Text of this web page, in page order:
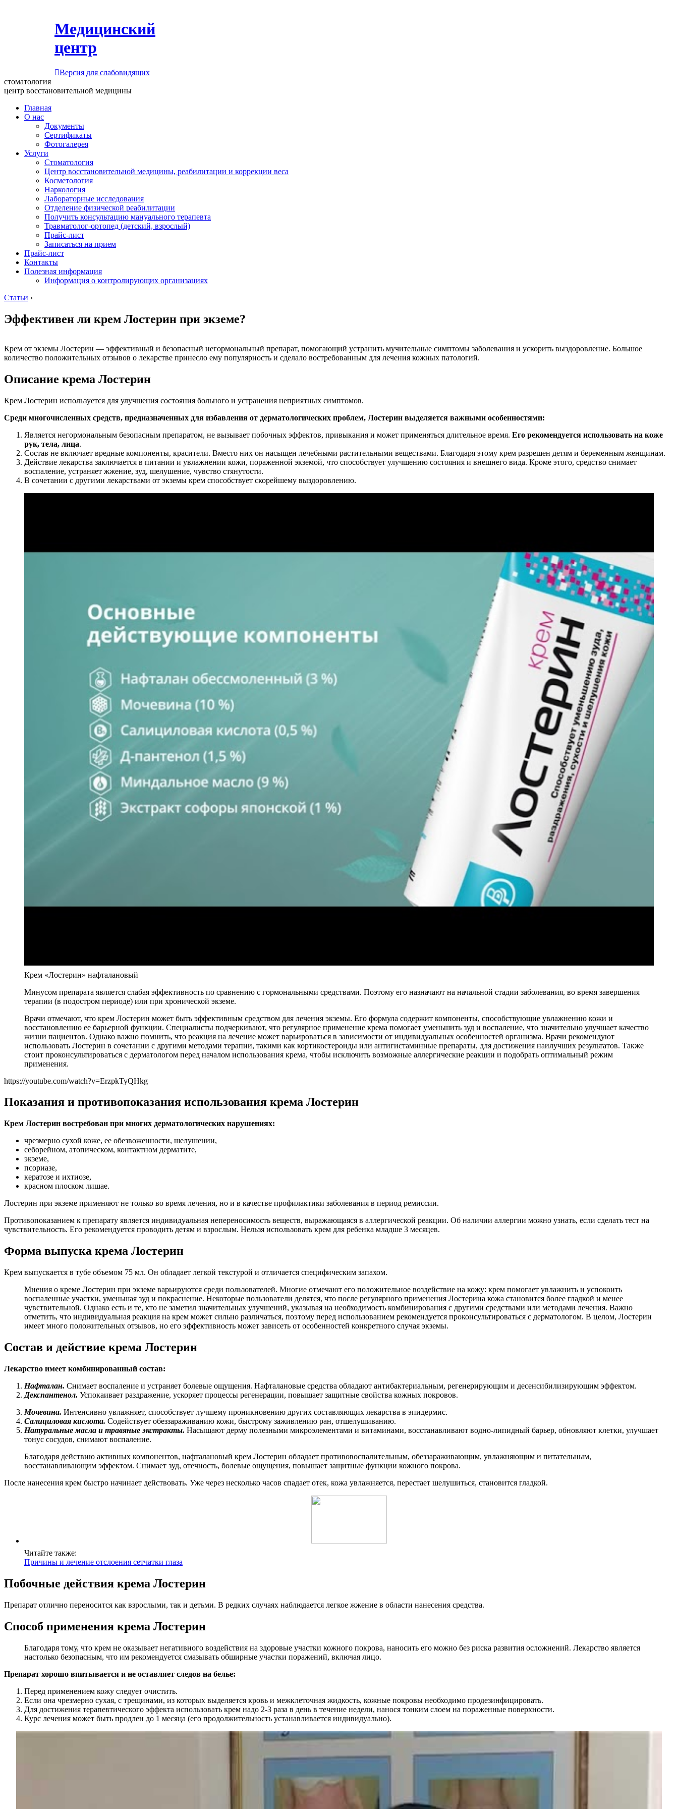
Медицинский
центр
Версия для слабовидящих
стоматология
центр восстановительной медицины
Главная
О нас
Документы
Сертификаты
Фотогалерея
Услуги
Стоматология
Центр восстановительной медицины, реабилитации и коррекции веса
Косметология
Наркология
Лабораторные исследования
Отделение физической реабилитации
Получить консультацию мануального терапевта
Травматолог-ортопед (детский, взрослый)
Прайс-лист
Записаться на прием
Прайс-лист
Контакты
Полезная информация
Информация о контролирующих организациях
Статьи ›
Эффективен ли крем Лостерин при экземе?
Крем от экземы Лостерин — эффективный и безопасный негормональный препарат, помогающий устранить мучительные симптомы заболевания и ускорить выздоровление. Большое
количество положительных отзывов о лекарстве принесло ему популярность и сделало востребованным для лечения кожных патологий.
Описание крема Лостерин
Крем Лостерин используется для улучшения состояния больного и устранения неприятных симптомов.
Среди многочисленных средств, предназначенных для избавления от дерматологических проблем, Лостерин выделяется важными особенностями:
Является негормональным безопасным препаратом, не вызывает побочных эффектов, привыкания и может применяться длительное время. Его рекомендуется использовать на коже
рук, тела, лица.
Состав не включает вредные компоненты, красители. Вместо них он насыщен лечебными растительными веществами. Благодаря этому крем разрешен детям и беременным женщинам.
Действие лекарства заключается в питании и увлажнении кожи, пораженной экземой, что способствует улучшению состояния и внешнего вида. Кроме этого, средство снимает
воспаление, устраняет жжение, зуд, шелушение, чувство стянутости.
В сочетании с другими лекарствами от экземы крем способствует скорейшему выздоровлению.
Крем «Лостерин» нафталановый
Минусом препарата является слабая эффективность по сравнению с гормональными средствами. Поэтому его назначают на начальной стадии заболевания, во время завершения
терапии (в подостром периоде) или при хронической экземе.
Врачи отмечают, что крем Лостерин может быть эффективным средством для лечения экземы. Его формула содержит компоненты, способствующие увлажнению кожи и
восстановлению ее барьерной функции. Специалисты подчеркивают, что регулярное применение крема помогает уменьшить зуд и воспаление, что значительно улучшает качество
жизни пациентов. Однако важно помнить, что реакция на лечение может варьироваться в зависимости от индивидуальных особенностей организма. Врачи рекомендуют
использовать Лостерин в сочетании с другими методами терапии, такими как кортикостероиды или антигистаминные препараты, для достижения наилучших результатов. Также
стоит проконсультироваться с дерматологом перед началом использования крема, чтобы исключить возможные аллергические реакции и подобрать оптимальный режим
применения.
https://youtube.com/watch?v=ErzpkTyQHkg
Показания и противопоказания использования крема Лостерин
Крем Лостерин востребован при многих дерматологических нарушениях:
чрезмерно сухой коже, ее обезвоженности, шелушении,
себорейном, атопическом, контактном дерматите,
экземе,
псориазе,
кератозе и ихтиозе,
красном плоском лишае.
Лостерин при экземе применяют не только во время лечения, но и в качестве профилактики заболевания в период ремиссии.
Противопоказанием к препарату является индивидуальная непереносимость веществ, выражающаяся в аллергической реакции. Об наличии аллергии можно узнать, если сделать тест на
чувствительность. Его рекомендуется проводить детям и взрослым. Нельзя использовать крем для ребенка младше 3 месяцев.
Форма выпуска крема Лостерин
Крем выпускается в тубе объемом 75 мл. Он обладает легкой текстурой и отличается специфическим запахом.
Мнения о креме Лостерин при экземе варьируются среди пользователей. Многие отмечают его положительное воздействие на кожу: крем помогает увлажнить и успокоить
воспаленные участки, уменьшая зуд и покраснение. Некоторые пользователи делятся, что после регулярного применения Лостерина кожа становится более гладкой и менее
чувствительной. Однако есть и те, кто не заметил значительных улучшений, указывая на необходимость комбинирования с другими средствами или методами лечения. Важно
отметить, что индивидуальная реакция на крем может сильно различаться, поэтому перед использованием рекомендуется проконсультироваться с дерматологом. В целом, Лостерин
имеет много положительных отзывов, но его эффективность может зависеть от особенностей конкретного случая экземы.
Состав и действие крема Лостерин
Лекарство имеет комбинированный состав:
Нафталан. Снимает воспаление и устраняет болевые ощущения. Нафталановые средства обладают антибактериальным, регенерирующим и десенсибилизирующим эффектом.
Декспантенол. Успокаивает раздражение, ускоряет процессы регенерации, повышает защитные свойства кожных покровов.
Мочевина. Интенсивно увлажняет, способствует лучшему проникновению других составляющих лекарства в эпидермис.
Салициловая кислота. Содействует обеззараживанию кожи, быстрому заживлению ран, отшелушиванию.
Натуральные масла и травяные экстракты. Насыщают дерму полезными микроэлементами и витаминами, восстанавливают водно-липидный барьер, обновляют клетки, улучшает
тонус сосудов, снимают воспаление.
Благодаря действию активных компонентов, нафталановый крем Лостерин обладает противовоспалительным, обеззараживающим, увлажняющим и питательным,
восстанавливающим эффектом. Снимает зуд, отечность, болевые ощущения, повышает защитные функции кожного покрова.
После нанесения крем быстро начинает действовать. Уже через несколько часов спадает отек, кожа увлажняется, перестает шелушиться, становится гладкой.
Читайте также:
Причины и лечение отслоения сетчатки глаза
Побочные действия крема Лостерин
Препарат отлично переносится как взрослыми, так и детьми. В редких случаях наблюдается легкое жжение в области нанесения средства.
Способ применения крема Лостерин
Благодаря тому, что крем не оказывает негативного воздействия на здоровые участки кожного покрова, наносить его можно без риска развития осложнений. Лекарство является
настолько безопасным, что им рекомендуется смазывать обширные участки поражений, включая лицо.
Препарат хорошо впитывается и не оставляет следов на белье:
Перед применением кожу следует очистить.
Если она чрезмерно сухая, с трещинами, из которых выделяется кровь и межклеточная жидкость, кожные покровы необходимо продезинфицировать.
Для достижения терапевтического эффекта использовать крем надо 2-3 раза в день в течение недели, нанося тонким слоем на пораженные поверхности.
Курс лечения может быть продлен до 1 месяца (его продолжительность устанавливается индивидуально).